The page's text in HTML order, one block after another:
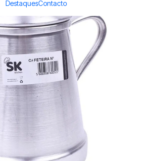
DestaquesContacto